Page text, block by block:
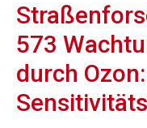
573
durch